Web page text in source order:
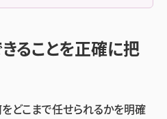
ることを正確に把
どこまで任せられるかを明確